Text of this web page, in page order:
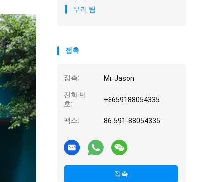
우리 팀
접촉
접촉: Mr. Jason
전화 번
호:
+8659188054335
팩스: 86-591-88054335
접촉